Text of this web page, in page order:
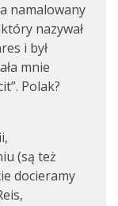
namalowany
nazywał
i był
mnie
Polak?
(są też
docieramy